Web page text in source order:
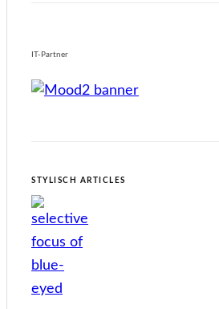
IT-Partner
STYLISCH ARTICLES